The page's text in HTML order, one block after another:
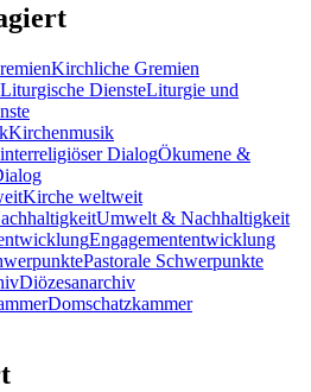
Kirchliche Gremien
Liturgie und
Kirchenmusik
Ökumene &
Kirche weltweit
Umwelt & Nachhaltigkeit
Engagemententwicklung
Pastorale Schwerpunkte
Diözesanarchiv
Domschatzkammer